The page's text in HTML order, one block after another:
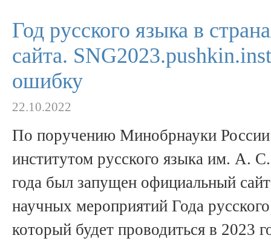
Год русского языка в
сайта.
ошибку
22.10.2022
По поручению Минобрнауки
институтом русского языка им. А.
года был запущен официальный
научных мероприятий Года
который будет проводиться в 2023